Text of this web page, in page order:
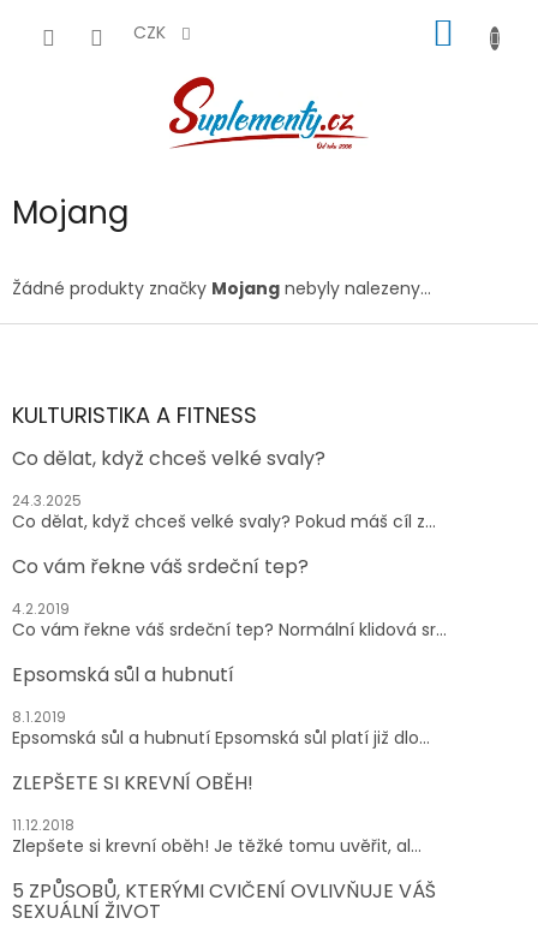
CZK
KOŠÍK
Mojang
Žádné produkty značky Mojang nebyly nalezeny...
Z
aKULTURISTIKA A FITNESS
Co dělat, když chceš velké svaly?
24.3.2025
Co dělat, když chceš velké svaly? Pokud máš cíl z...
Co vám řekne váš srdeční tep?
4.2.2019
Co vám řekne váš srdeční tep? Normální klidová sr...
Epsomská sůl a hubnutí
8.1.2019
Epsomská sůl a hubnutí Epsomská sůl platí již dlo...
ZLEPŠETE SI KREVNÍ OBĚH!
11.12.2018
Zlepšete si krevní oběh! Je těžké tomu uvěřit, al...
5 ZPŮSOBŮ, KTERÝMI CVIČENÍ OVLIVŇUJE VÁŠ
SEXUÁLNÍ ŽIVOT